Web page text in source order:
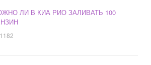
ЛИ В КИА РИО ЗАЛИВАТЬ 100